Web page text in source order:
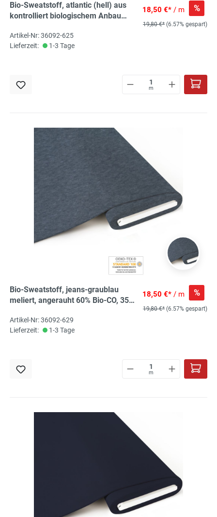
Bio-Sweatstoff, atlantic (hell) aus
kontrolliert biologischem Anbau
18,50 €* / m %
19,80 €* (6.57% gespart)
Artikel-Nr: 36092-625
Lieferzeit:
1-3 Tage
m
Bio-Sweatstoff, jeans-graublau
meliert, angerauht 60% Bio-CO, 35%
biologischem Anbau
18,50 €* / m %
19,80 €* (6.57% gespart)
Artikel-Nr: 36092-629
Lieferzeit:
1-3 Tage
m